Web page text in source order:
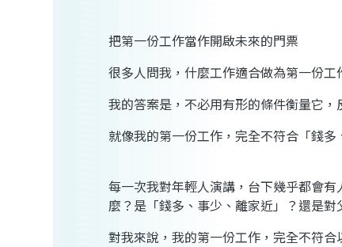
把第一份工作當作開啟未來的門票
很多人問我，什麼工作適合做為第一份工
我的答案是，不必用有形的條件衡量它，
就像我的第一份工作，完全不符合「錢
每一次我對年輕人演講，台下幾乎都會
麼？是「錢多、事少、離家近」？還是
對我來說，我的第一份工作，完全不符